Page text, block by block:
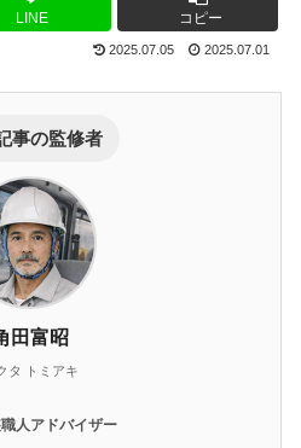
LINE コピー
2025.07.05 2025.07.01
事の監修者
田富昭
タ トミアキ
人アドバイザー